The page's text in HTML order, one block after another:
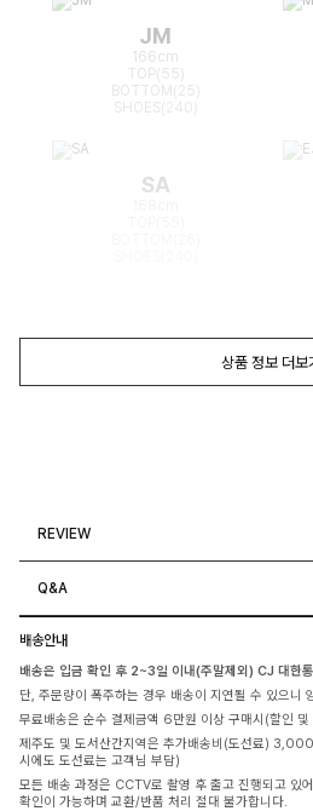
JM
166cm
TOP(55)
BOTTOM(25)
SA
상품 정보 더보
REVIEW
Q&A
배송안내
배송은 입금 확인 후 2~3일 이내(주말제외) CJ 대한
단, 주문량이 폭주하는 경우 배송이 지연될 수 있으니
무료배송은 순수 결제금액 6만원 이상 구매시(할인
제주도 및 도서산간지역은 추가배송비(도선료)
시에도 도선료는 고객님 부담)
모든 배송 과정은 CCTV로 촬영 후 출고 진행되고 있
확인이 가능하며 교환/반품 처리 절대 불가합니다.